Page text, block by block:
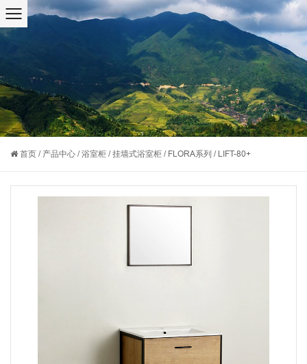
首页 / 产品中心 /浴室柜 /挂墙式浴室柜 / FLORA系列 / LIFT-80+